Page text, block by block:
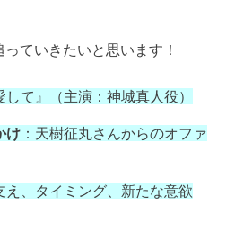
ていきたいと思います！
て』（主演：神城真人役）
け：天樹征丸さんからのオファ
え、タイミング、新たな意欲